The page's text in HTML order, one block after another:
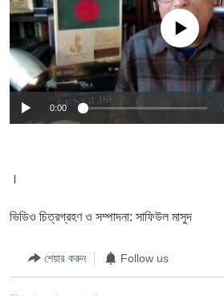
No media source
0:00
।
ভিডিও চিত্রগ্রহণ ও সম্পাদনা: সাফিউল মাসুদ
শেয়ার করুন Follow us